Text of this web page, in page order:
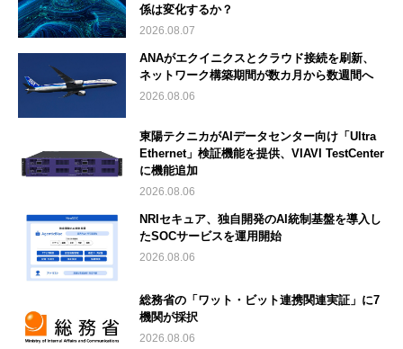
係は変化するか？
2026.08.07
ANAがエクイニクスとクラウド接続を刷新、
ネットワーク構築期間が数カ月から数週間へ
2026.08.06
東陽テクニカがAIデータセンター向け「Ultra
Ethernet」検証機能を提供、VIAVI TestCenter
に機能追加
2026.08.06
NRIセキュア、独自開発のAI統制基盤を導入し
たSOCサービスを運用開始
2026.08.06
総務省の「ワット・ビット連携関連実証」に7
機関が採択
2026.08.06